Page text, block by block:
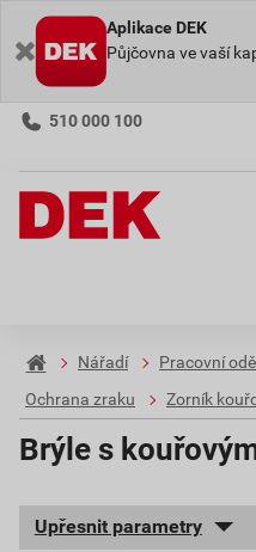
Aplikace DEK
Půjčovna ve vaší
510 000 100
Nářadí
Pracovní
Ochrana zraku
Zorník
Brýle s
Upřesnit parametry